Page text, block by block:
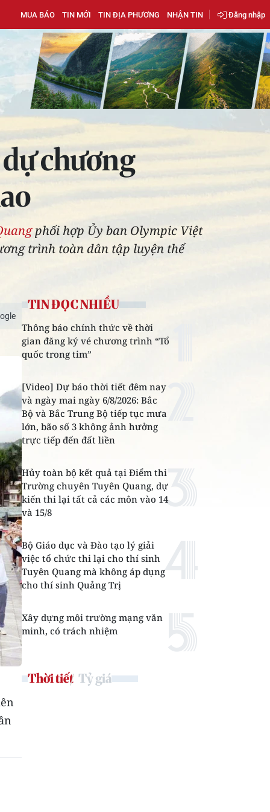
MUA BÁO TIN MỚI TIN ĐỊA PHƯƠNG NHẬN TIN Đăng nhập
chương
phối hợp Ủy ban Olympic Việt
trình toàn dân tập luyện thể
TIN ĐỌC NHIỀU
Thông báo chính thức về thời
gian đăng ký vé chương trình “Tổ
quốc trong tim”
[Video] Dự báo thời tiết đêm nay
và ngày mai ngày 6/8/2026: Bắc
Bộ và Bắc Trung Bộ tiếp tục mưa
lớn, bão số 3 không ảnh hưởng
trực tiếp đến đất liền
Hủy toàn bộ kết quả tại Điểm thi
Trường chuyên Tuyên Quang, dự
kiến thi lại tất cả các môn vào 14
và 15/8
Bộ Giáo dục và Đào tạo lý giải
việc tổ chức thi lại cho thí sinh
Tuyên Quang mà không áp dụng
cho thí sinh Quảng Trị
Xây dựng môi trường mạng văn
minh, có trách nhiệm
Thời tiết Tỷ giá